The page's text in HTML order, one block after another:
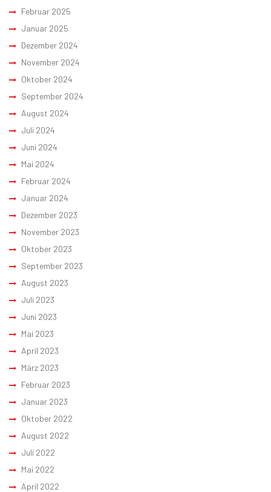
Februar 2025
Januar 2025
Dezember 2024
November 2024
Oktober 2024
September 2024
August 2024
Juli 2024
Juni 2024
Mai 2024
Februar 2024
Januar 2024
Dezember 2023
November 2023
Oktober 2023
September 2023
August 2023
Juli 2023
Juni 2023
Mai 2023
April 2023
März 2023
Februar 2023
Januar 2023
Oktober 2022
August 2022
Juli 2022
Mai 2022
April 2022